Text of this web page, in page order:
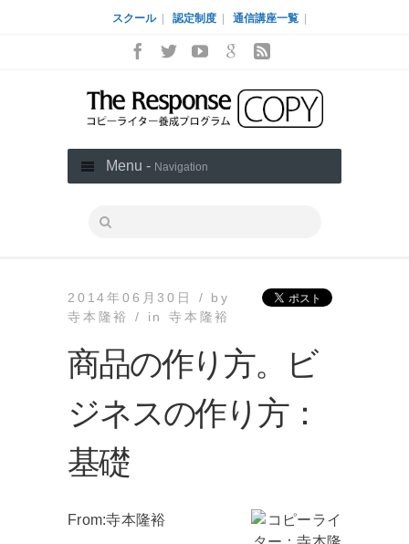
スクール 認定制度 通信講座一覧
Menu - Navigation
2014年06月30日 / by
寺本隆裕 / in 寺本隆裕
商品の作り方。ビ
ジネスの作り方：
基礎
From:寺本隆裕